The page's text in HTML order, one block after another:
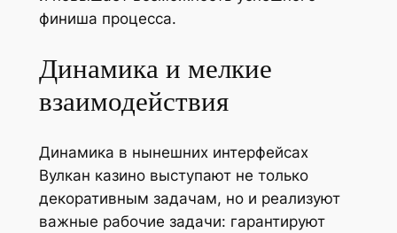
финиша процесса.
Динамика и мелкие
взаимодействия
Динамика в нынешних интерфейсах
Вулкан казино выступают не только
декоративным задачам, но и реализуют
важные рабочие задачи: гарантируют